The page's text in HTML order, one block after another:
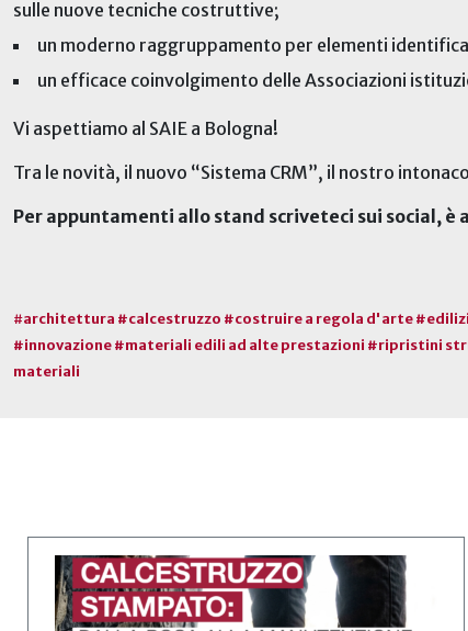
sulle nuove tecniche costruttive;
un moderno raggruppamento per elementi
un efficace coinvolgimento delle Associazioni
Vi aspettiamo al SAIE a Bologna!
Tra le novità, il nuovo “Sistema CRM”, il nostro
Per appuntamenti allo stand scriveteci sui social,
#architettura #calcestruzzo #costruire a regola d'arte
#innovazione #materiali edili ad alte prestazioni #ripristini
materiali